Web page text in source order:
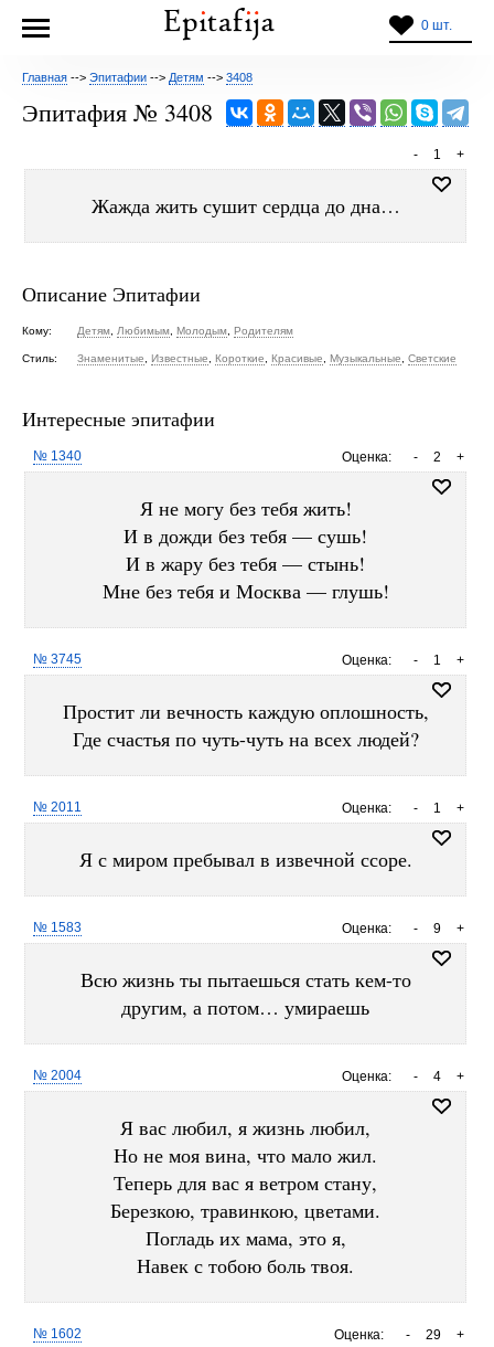
0 шт.
Главная --> Эпитафии --> Детям --> 3408
Эпитафия № 3408
+
1
-
Жажда жить сушит сердца до дна…
Описание Эпитафии
Кому: Детям Любимым Молодым Родителям
Стиль: Знаменитые Известные Короткие Красивые Музыкальные Светские
Интересные эпитафии
Оценка: +
2
-
№ 1340
Я не могу без тебя жить!
И в дожди без тебя — сушь!
И в жару без тебя — стынь!
Мне без тебя и Москва — глушь!
Оценка: +
1
-
№ 3745
Простит ли вечность каждую оплошность,
Где счастья по чуть-чуть на всех людей?
Оценка: +
1
-
№ 2011
Я с миром пребывал в извечной ссоре.
Оценка: +
9
-
№ 1583
Всю жизнь ты пытаешься стать кем-то
другим, а потом… умираешь
Оценка: +
4
-
№ 2004
Я вас любил, я жизнь любил,
Но не моя вина, что мало жил.
Теперь для вас я ветром стану,
Березкою, травинкою, цветами.
Погладь их мама, это я,
Навек с тобою боль твоя.
Оценка: +
29
-
№ 1602